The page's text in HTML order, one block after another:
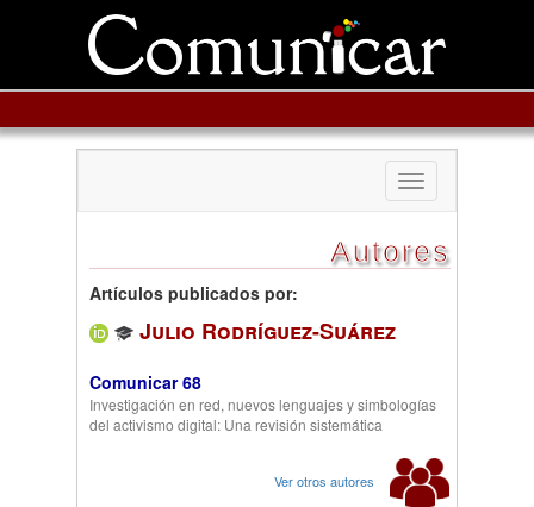
Toggle
navigation
Autores
Artículos publicados por:
Julio Rodríguez-Suárez
Comunicar 68
Investigación en red, nuevos lenguajes y simbologías
del activismo digital: Una revisión sistemática
Ver otros autores